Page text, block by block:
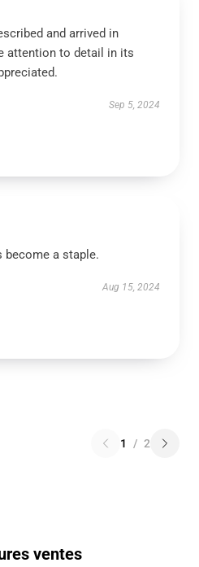
and arrived in
attention to detail in its
Sep 5, 2024
become a staple.
Aug 15, 2024
1 / 2
ventes